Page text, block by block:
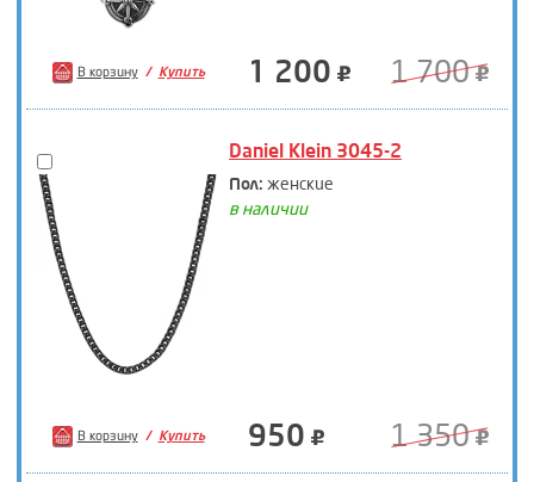
В корзину Купить 1 200 1 700
Daniel Klein 3045-2
Пол: женские
в наличии
В корзину Купить 950 1 350